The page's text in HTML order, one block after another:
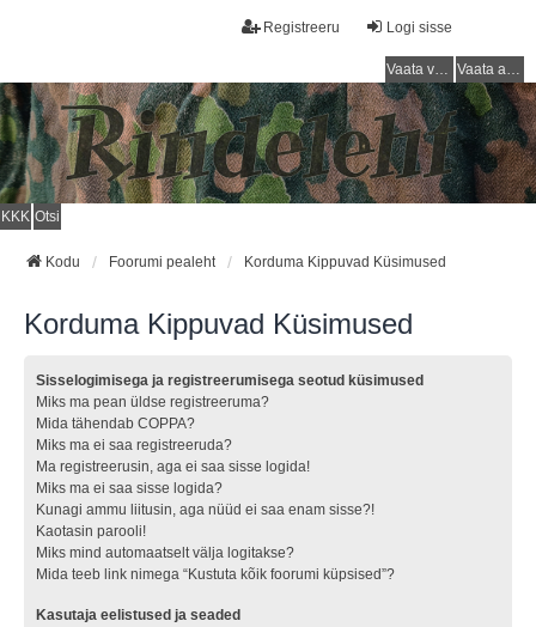
Logi sisse
Registreeru
Vaata vastamata teemasi Vaata aktiivseid teemasid
KKK Otsi
Kodu Foorumi pealeht Korduma Kippuvad Küsimused
Korduma Kippuvad Küsimused
Sisselogimisega ja registreerumisega seotud küsimused
Miks ma pean üldse registreeruma?
Mida tähendab COPPA?
Miks ma ei saa registreeruda?
Ma registreerusin, aga ei saa sisse logida!
Miks ma ei saa sisse logida?
Kunagi ammu liitusin, aga nüüd ei saa enam sisse?!
Kaotasin parooli!
Miks mind automaatselt välja logitakse?
Mida teeb link nimega “Kustuta kõik foorumi küpsised”?
Kasutaja eelistused ja seaded